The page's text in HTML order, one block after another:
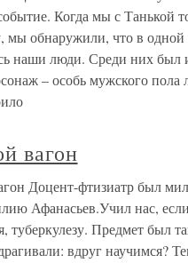
Когда мы с Танькой
мы обнаружили, что в одной
наши люди. Среди них был
– особь мужского пола
вагон
Доцент-фтизиатр был
Афанасьев.Учил нас,
туберкулезу. Предмет был
вдруг научимся?